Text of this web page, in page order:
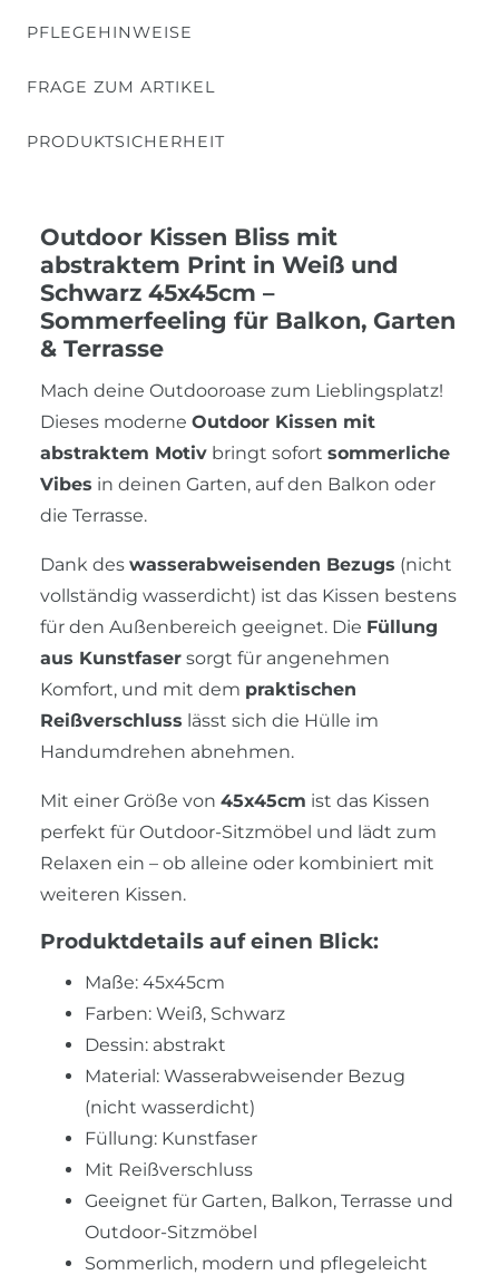
PFLEGEHINWEISE
FRAGE ZUM ARTIKEL
PRODUKTSICHERHEIT
Outdoor Kissen Bliss mit
abstraktem Print in Weiß und
Schwarz 45x45cm –
Sommerfeeling für Balkon, Garten
& Terrasse
Mach deine Outdooroase zum Lieblingsplatz!
Dieses moderne Outdoor Kissen mit
abstraktem Motiv bringt sofort sommerliche
Vibes in deinen Garten, auf den Balkon oder
die Terrasse.
Dank des wasserabweisenden Bezugs (nicht
vollständig wasserdicht) ist das Kissen bestens
für den Außenbereich geeignet. Die Füllung
aus Kunstfaser sorgt für angenehmen
Komfort, und mit dem praktischen
Reißverschluss lässt sich die Hülle im
Handumdrehen abnehmen.
Mit einer Größe von 45x45cm ist das Kissen
perfekt für Outdoor-Sitzmöbel und lädt zum
Relaxen ein – ob alleine oder kombiniert mit
weiteren Kissen.
Produktdetails auf einen Blick:
Maße: 45x45cm
Farben: Weiß, Schwarz
Dessin: abstrakt
Material: Wasserabweisender Bezug
(nicht wasserdicht)
Füllung: Kunstfaser
Mit Reißverschluss
Geeignet für Garten, Balkon, Terrasse und
Outdoor-Sitzmöbel
Sommerlich, modern und pflegeleicht